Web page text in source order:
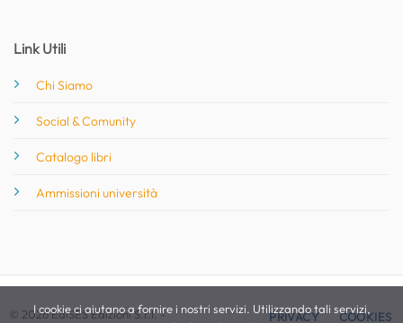
Link Utili
Chi Siamo
Social & Comunity
Catalogo libri
Ammissioni università
© 2026 EdiSES Edizioni S.r.l. - PRIVACY COOKIES
I cookie ci aiutano a fornire i nostri servizi. Utilizzando tali servizi,